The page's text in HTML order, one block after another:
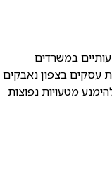
במשרדים
עסקים בצפון נאבקים
להימנע מטעויות נפוצות